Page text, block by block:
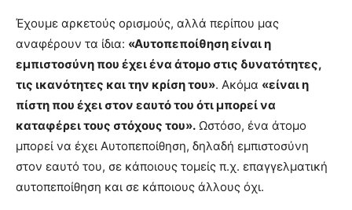
Έχουμε αρκετούς ορισμούς, αλλά περίπου μας
αναφέρουν τα ίδια: «Αυτοπεποίθηση είναι η
εμπιστοσύνη που έχει ένα άτομο στις δυνατότητες,
τις ικανότητες και την κρίση του». Ακόμα «είναι η
πίστη που έχει στον εαυτό του ότι μπορεί να
καταφέρει τους στόχους του». Ωστόσο, ένα άτομο
μπορεί να έχει Αυτοπεποίθηση, δηλαδή εμπιστοσύνη
στον εαυτό του, σε κάποιους τομείς π.χ. επαγγελματική
αυτοπεποίθηση και σε κάποιους άλλους όχι.